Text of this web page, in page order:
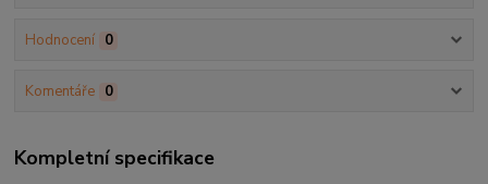
Hodnocení 0
Komentáře 0
Kompletní specifikace